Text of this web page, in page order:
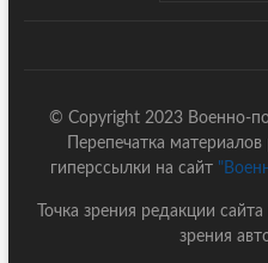
© Copyright 2023 Военно-
Перепечатка
гиперссылки на сайт
Точка зрения редакции
зрения